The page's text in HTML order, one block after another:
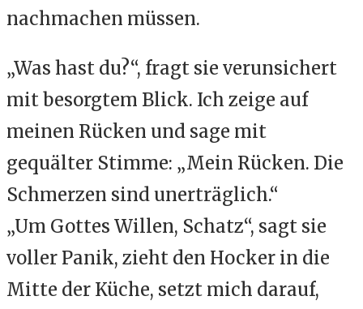
nachmachen müssen.
„Was hast du?“, fragt sie verunsichert
mit besorgtem Blick. Ich zeige auf
meinen Rücken und sage mit
gequälter Stimme: „Mein Rücken. Die
Schmerzen sind unerträglich.“
„Um Gottes Willen, Schatz“, sagt sie
voller Panik, zieht den Hocker in die
Mitte der Küche, setzt mich darauf,